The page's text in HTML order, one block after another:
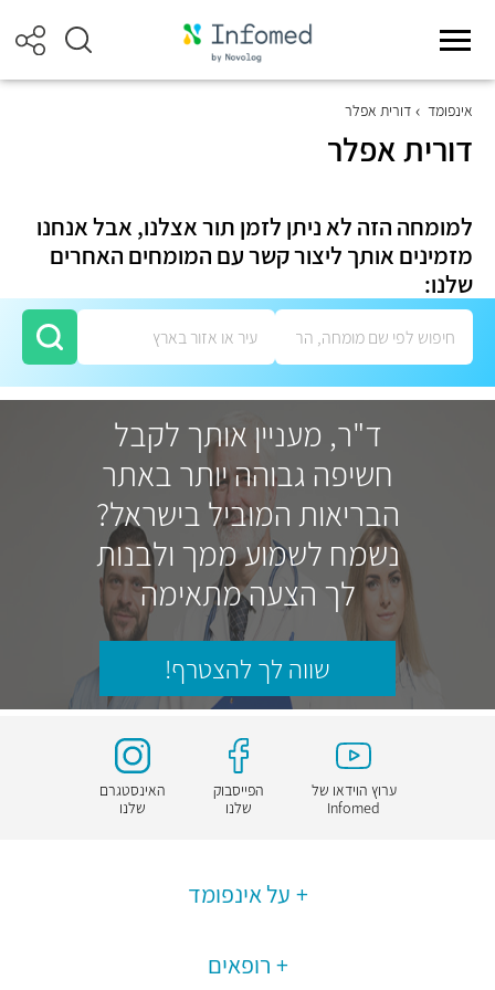
אינפומד דורית אפלר
דורית אפלר
למומחה הזה לא ניתן לזמן תור אצלנו, אבל אנחנו
מזמינים אותך ליצור קשר עם המומחים האחרים
שלנו:
ד"ר, מעניין אותך לקבל
חשיפה גבוהה יותר באתר
הבריאות המוביל בישראל?
נשמח לשמוע ממך ולבנות
לך הצעה מתאימה
שווה לך להצטרף!
ערוץ הוידאו של
Infomed
הפייסבוק
שלנו
האינסטגרם
שלנו
על אינפומד
רופאים